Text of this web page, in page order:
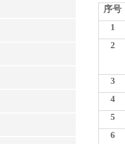
序号
1
2
3
4
5
6